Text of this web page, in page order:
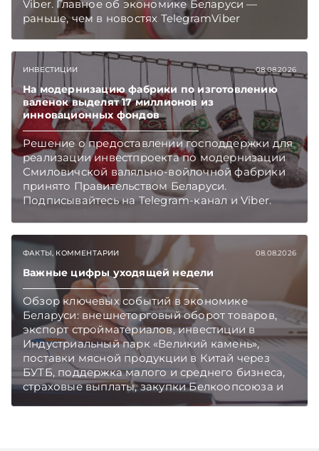
Viber. Главное об экономике Беларуси —
раньше, чем в новостях TelegramViber
ИНВЕСТИЦИИ 08.08.2026
На модернизацию фабрики по изготовлению
валенок выделят 17 миллионов из
инновационных фондов
Решение о предоставлении господдержки для
реализации инвестпроекта по модернизации
Смиловичской валяльно-войлочной фабрики
принято Правительством Беларуси.
Подписывайтесь на Telegram‑канал и Viber.
Главное об экономике Беларуси — раньше,
ФАКТЫ, КОММЕНТАРИИ 08.08.2026
Важные цифры уходящей недели
Обзор ключевых событий в экономике
Беларуси: внешнеторговый оборот товаров,
экспорт стройматериалов, инвестиции в
Индустриальный парк «Великий камень»,
поставки мясной продукции в Китай через
БУТБ, поддержка малого и среднего бизнеса,
страховые выплаты, закупки Белкоопсоюза и
рост продаж новых автомобилей.